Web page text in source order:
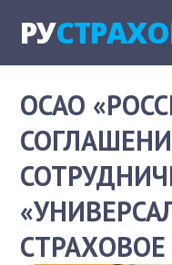
РУ
ОСАО